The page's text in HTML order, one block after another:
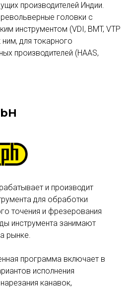
производителей Индии.
головки с
инструментом (VDI, BMT, VTP
для токарного
производителей (HAAS,
и производит
для обработки
точения и фрезерования
инструмента занимают
рынке.
программа включает в
исполнения
канавок,